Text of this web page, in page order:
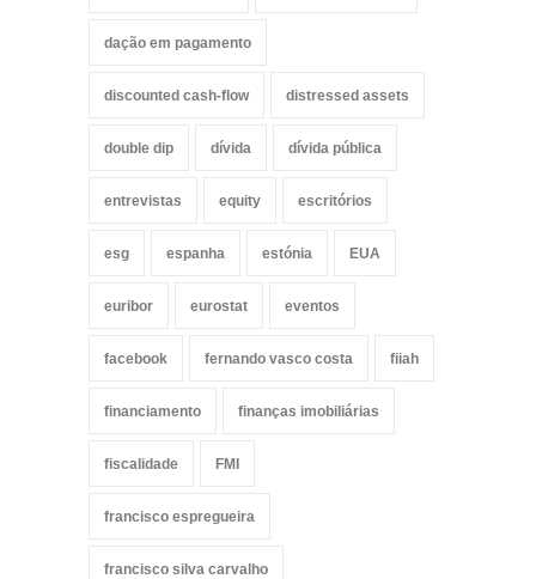
dação em pagamento
discounted cash-flow distressed assets
double dip dívida dívida pública
entrevistas equity escritórios
esg espanha estónia EUA
euribor eurostat eventos
facebook fernando vasco costa fiiah
financiamento finanças imobiliárias
fiscalidade FMI
francisco espregueira
francisco silva carvalho